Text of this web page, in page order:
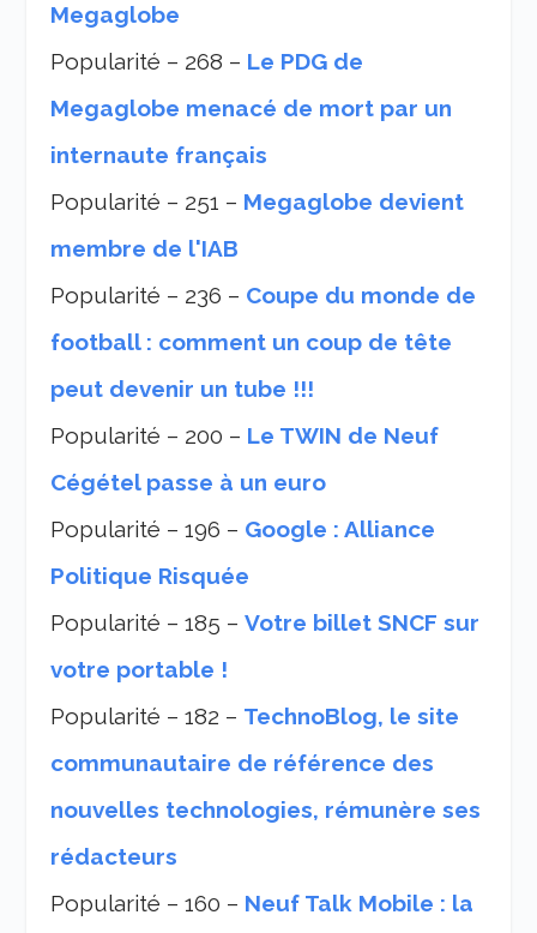
Megaglobe
Popularité – 268 – Le PDG de
Megaglobe menacé de mort par un
internaute français
Popularité – 251 – Megaglobe devient
membre de l'IAB
Popularité – 236 – Coupe du monde de
football : comment un coup de tête
peut devenir un tube !!!
Popularité – 200 – Le TWIN de Neuf
Cégétel passe à un euro
Popularité – 196 – Google : Alliance
Politique Risquée
Popularité – 185 –Votre billet SNCF sur
votre portable !
Popularité – 182 – TechnoBlog, le site
communautaire de référence des
nouvelles technologies, rémunère ses
rédacteurs
Popularité – 160 – Neuf Talk Mobile : la